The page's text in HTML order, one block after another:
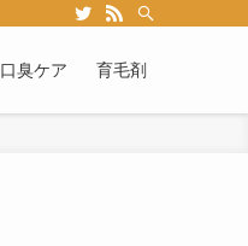
口臭ケア 育毛剤